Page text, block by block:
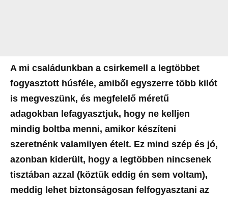
A mi családunkban a csirkemell a legtöbbet
fogyasztott húsféle, amiből egyszerre több kilót
is megveszünk, és megfelelő méretű
adagokban lefagyasztjuk, hogy ne kelljen
mindig boltba menni, amikor készíteni
szeretnénk valamilyen ételt. Ez mind szép és jó,
azonban kiderült, hogy a legtöbben nincsenek
tisztában azzal (köztük eddig én sem voltam),
meddig lehet biztonságosan felfogyasztani az